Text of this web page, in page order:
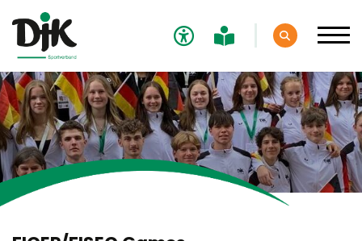
Verband
Aktuelles
Sport
Sportevents